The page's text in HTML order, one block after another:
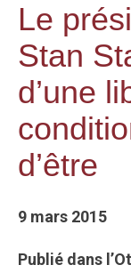
Le
Stan
d’une
d’être
9 mars 2015
Publié dans